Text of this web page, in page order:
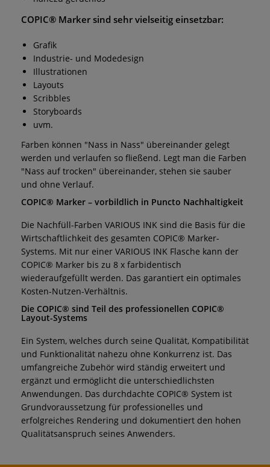
COPIC® Marker sind sehr vielseitig einsetzbar:
Grafik
Industrie- und Modedesign
Illustrationen
Layouts
Scribbles
Storyboards
uvm.
Farben können "Nass in Nass" übereinander gelegt
werden und verlaufen so fließend. Legt man die Farben
"Nass auf trocken" übereinander, stehen sie sauber
und ohne Verlauf.
COPIC® Marker – vorbildlich in Puncto Nachhaltigkeit
Die Nachfüll-Farben VARIOUS INK sind die Basis für die
Wirtschaftlichkeit des gesamten COPIC® Marker-
Systems. Mit nur einer VARIOUS INK Flasche kann der
COPIC® Marker bis zu 8 x farbidentisch
wiederaufgefüllt werden. Das garantiert ein optimales
Kosten-Nutzen-Verhältnis.
Die COPIC® sind Teil des professionellen COPIC®
Layout-Systems
Ein System, welches durch seine Qualität, Kompatibilität
und Funktionalität nahezu ohne Konkurrenz ist. Das
umfangreiche Zubehör wird ständig erweitert und
ergänzt und ermöglicht die unterschiedlichsten
Anwendungen. Das durchdachte COPIC® System ist
Grundvoraussetzung für professionelles und
erfolgreiches Rendering und dokumentiert den hohen
Qualitätsanspruch seines Anwenders.